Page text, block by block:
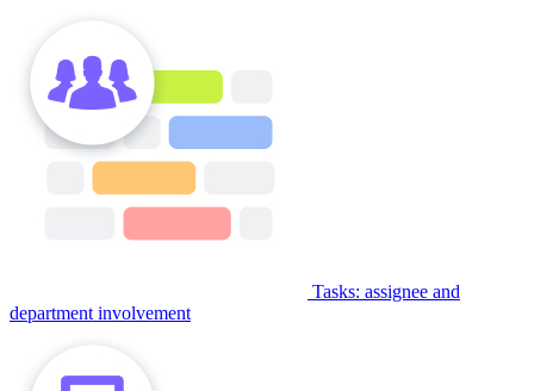
Tasks: assignee and
department involvement